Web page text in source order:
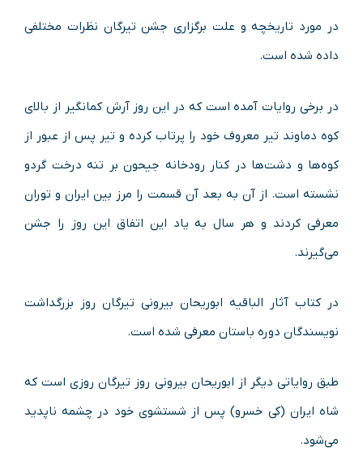
در مورد تاریخچه و علت برگزاری جشن تیرگان نظرات مختلفی
داده شده است.
در برخی روایات آمده است که در این روز آرش کمانگیر از بالای
کوه دماوند تیر معروف خود را پرتاب کرده و تیر پس از عبور از
کوه‌ها و دشت‌ها در کنار رودخانه جیحون بر تنه درخت گردو
نشسته است. از آن به بعد آن قسمت را مرز بین ایران و توران
معرفی کردند و هر سال به یاد این اتفاق این روز را جشن
می‌گیرند.
در کتاب آثار الباقیه ابوریحان بیرونی تیرگان روز بزرگداشت
نویسندگان دوره باستان معرفی شده است.
طبق روایاتی دیگر از ابوریحان بیرونی روز تیرگان روزی است که
شاه ایران (کی خسرو) پس از شستشوی خود در چشمه ناپدید
می‌شود.